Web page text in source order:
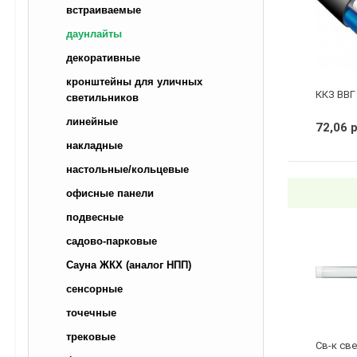
встраиваемые
даунлайты
декоративные
кронштейны для уличных
светильников
линейные
накладные
настольные/кольцевые
офисные панели
подвесные
садово-парковые
Сауна ЖКХ (аналог НПП)
сенсорные
точечные
трековые
ККЗ ВВГ
72,06